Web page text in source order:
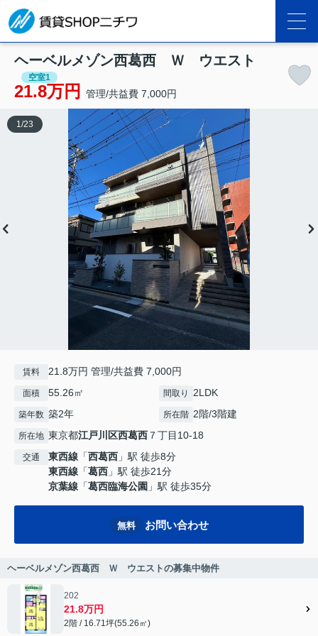
ヘーベルメゾン西葛西 Ｗ ウエスト
空室1
21.8万円 管理/共益費 7,000円
1 /23
賃料 21.8万円 管理/共益費 7,000円
面積 55.26㎡ 間取り 2LDK
築年数 築2年 所在階 2階/3階建
所在地 東京都江戸川区西葛西 ７丁目10-18
交通 東西線 「西葛西 」駅 徒歩8分
東西線 「葛西 」駅 徒歩21分
京葉線 「葛西臨海公園 」駅 徒歩35分
無料 お問い合わせ
ヘーベルメゾン西葛西 Ｗ ウエストの募集中物件
202
21.8万円
2階 / 16.71坪(55.26㎡)